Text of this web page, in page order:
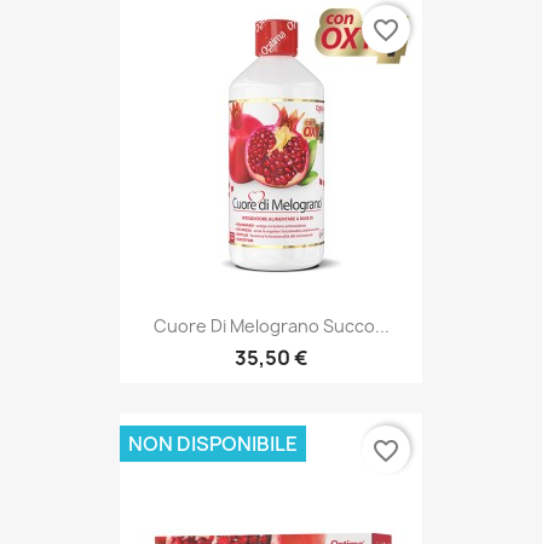
Cuore Di Melograno Succo...
35,50 €
favorite_border
NON DISPONIBILE favorite_border